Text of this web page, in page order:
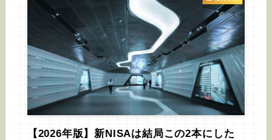
【2026年版】新NISAは結局この2本にした